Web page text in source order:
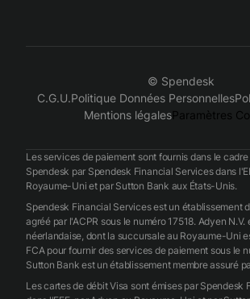
© Spendesk
C.G.U.Politique Données Personnelles
Mentions légalesParamètres
Les services de paiement sont fournis dans le
Spendesk par Spendesk Financial Services dans
Royaume-Uni et par Sutton Bank aux États-Unis.
Spendesk Financial Services est un établissement
agréé par l'ACPR sous le numéro 17518. Adyen
néerlandaise, dont la succursale au Royaume-Uni
FCA pour fournir des services de paiement sous le
Sutton Bank est un établissement membre assuré
Les cartes de débit Visa sont émises par Spendesk